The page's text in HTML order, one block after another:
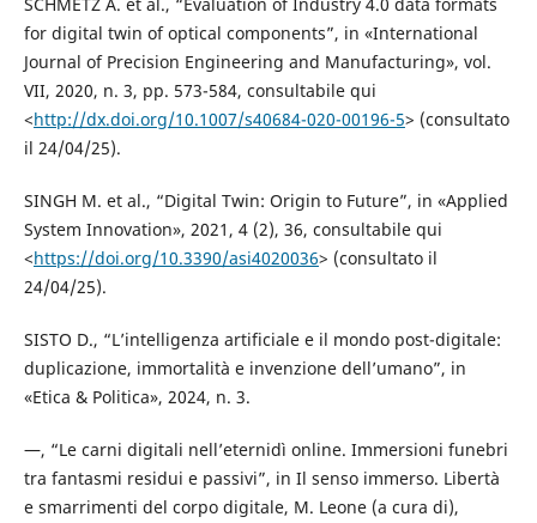
for digital twin of optical components”, in «International
Journal of Precision Engineering and Manufacturing», vol.
VII, 2020, n. 3, pp. 573-584, consultabile qui
<http://dx.doi.org/10.1007/s40684-020-00196-5> (consultato
il 24/04/25).
SINGH M. et al., “Digital Twin: Origin to Future”, in «Applied
System Innovation», 2021, 4 (2), 36, consultabile qui
<https://doi.org/10.3390/asi4020036> (consultato il
24/04/25).
SISTO D., “L’intelligenza artificiale e il mondo post-digitale:
duplicazione, immortalità e invenzione dell’umano”, in
«Etica & Politica», 2024, n. 3.
―, “Le carni digitali nell’eternidì online. Immersioni funebri
tra fantasmi residui e passivi”, in Il senso immerso. Libertà
e smarrimenti del corpo digitale, M. Leone (a cura di),